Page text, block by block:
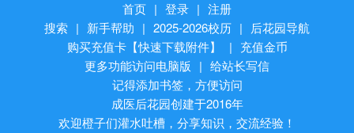
首页 | 登录 | 注册
搜索 | 新手帮助 | 2025-2026校历 |
后花园导航
购买充值卡【快速下载附件】
| 充值金币
更多功能访问电脑版 | 给站长写信
记得添加书签，方便访问
成医后花园创建于2016年
欢迎橙子们灌水吐槽，分享知识，交流经验！